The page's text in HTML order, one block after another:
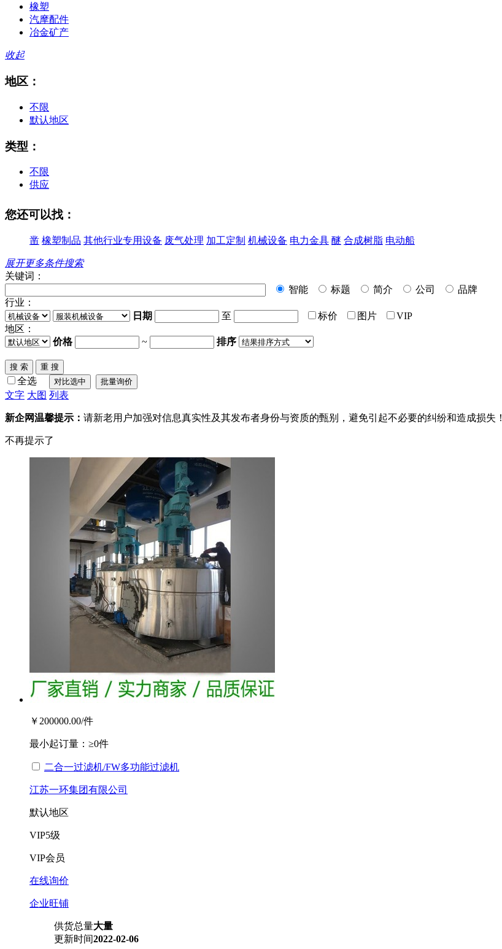
橡塑
汽摩配件
冶金矿产
收起
地区：
不限
默认地区
类型：
不限
供应
您还可以找：
凿 橡塑制品 其他行业专用设备 废气处理 加工定制 机械设备 电力金具 醚 合成树脂 电动船
展开更多条件搜索
关键词：
智能
标题 简介 公司
品牌
行业：
日期
至 标价 图片
VIP
地区：
价格
~ 排序
全选
文字 大图 列表
新企网温馨提示： 请新老用户加强对信息真实性及其发布者身份与资质的甄别，避免引起不必要的纠纷和造成损失！
不再提示了
￥200000.00/件
最小起订量： ≥0件
二合一过滤机/FW多功能过滤机
江苏一环集团有限公司
默认地区
VIP5级
VIP会员
在线询价
企业旺铺
供货总量大量
更新时间2022-02-06